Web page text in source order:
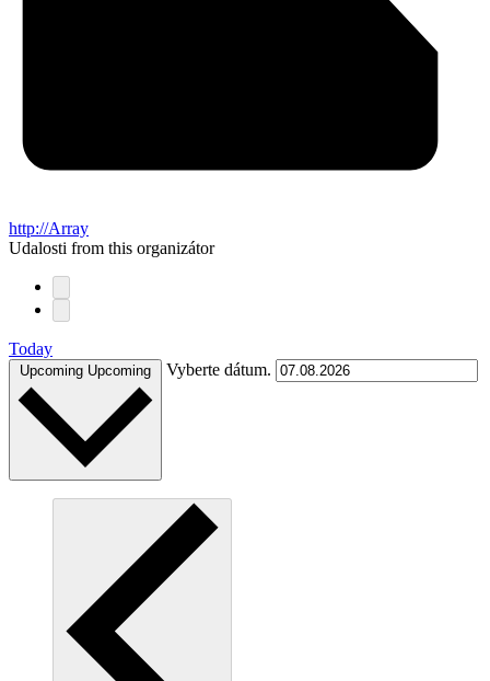
http://Array
Udalosti from this organizátor
Today
Upcoming Upcoming Vyberte dátum.